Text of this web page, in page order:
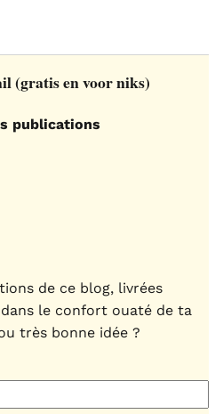
(gratis en voor niks)
publications
de ce blog, livrées
le confort ouaté de ta
très bonne idée ?